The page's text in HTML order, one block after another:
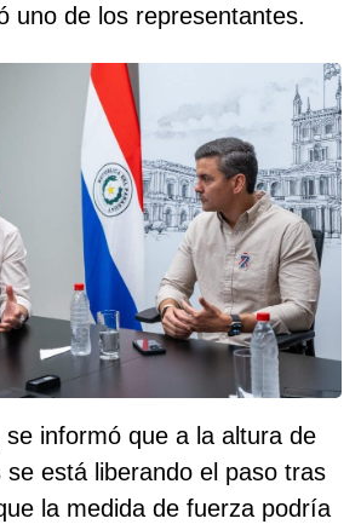
uno de los representantes.
informó que a la altura de
se está liberando el paso tras
la medida de fuerza podría